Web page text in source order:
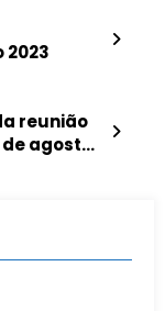
2023
reunião
agosto